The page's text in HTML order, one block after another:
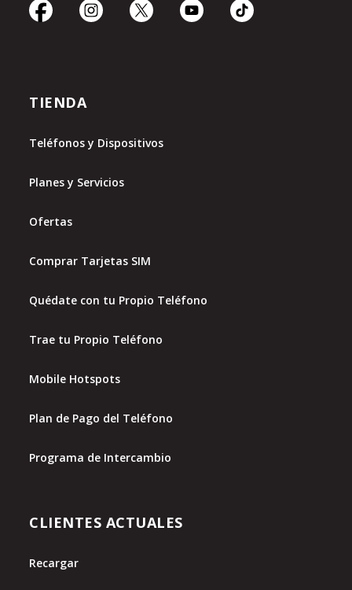
TIENDA
Teléfonos y Dispositivos
Planes y Servicios
Ofertas
Comprar Tarjetas SIM
Quédate con tu Propio Teléfono
Trae tu Propio Teléfono
Mobile Hotspots
Plan de Pago del Teléfono
Programa de Intercambio
CLIENTES ACTUALES
Recargar